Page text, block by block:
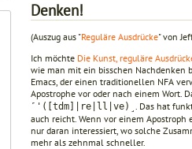
Denken!
(Auszug aus "Reguläre Ausdrücke" von
Ich möchte Die Kunst, reguläre
wie man mit ein bisschen Nachdenken
Emacs, der einen traditionellen NFA
Apostrophe vor oder nach einem Wort.
˹'([tdm]|re|ll|ve)˼
. Das hat
auch reicht. Wenn vor einem Apostroph
nur daran interessiert, wo solche
mehr als zehnmal schneller.